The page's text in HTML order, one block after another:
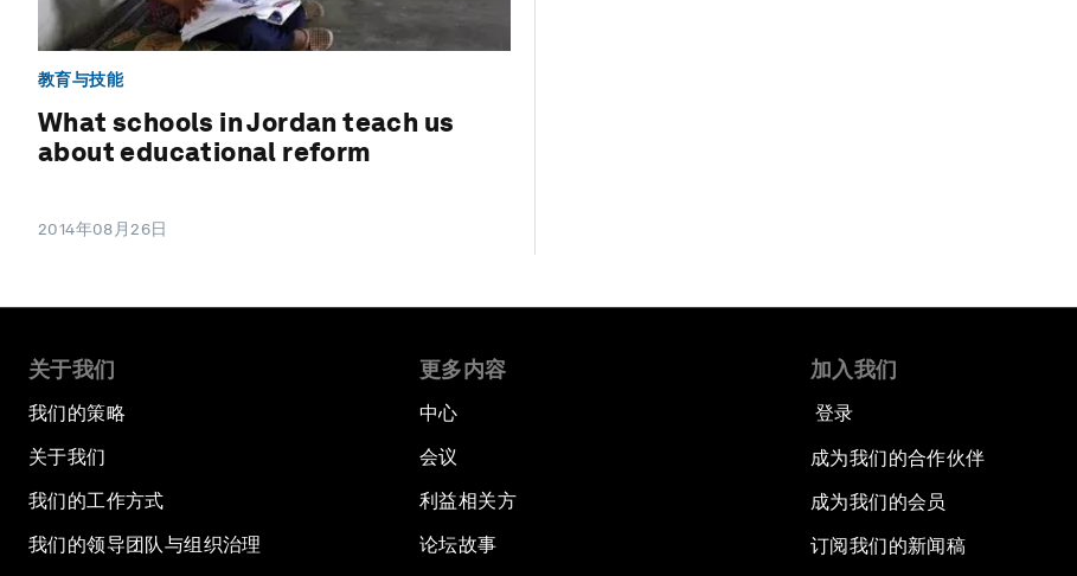
教育与技能
What schools in Jordan teach us
about educational reform
2014年08月26日
关于我们
我们的策略
关于我们
我们的工作方式
我们的领导团队与组织治理
更多内容
中心
会议
利益相关方
论坛故事
加入我们
登录
成为我们的合作伙伴
成为我们的会员
订阅我们的新闻稿